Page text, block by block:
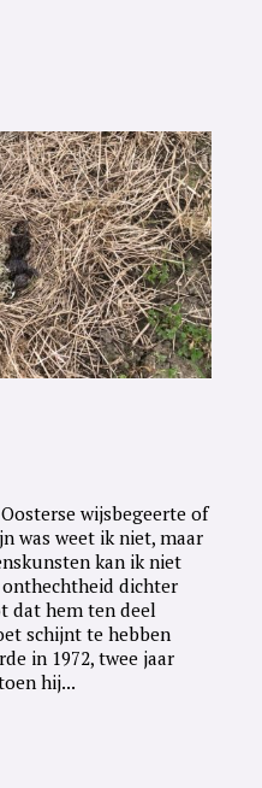
wijsbegeerte of
was weet ik niet, maar
kan ik niet
dichter
dat hem ten deel
schijnt te hebben
in 1972, twee jaar
hij...